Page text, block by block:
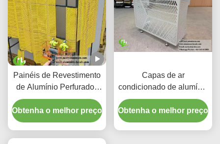
Painéis de Revestimento
de Alumínio Perfurados
CNC Personalizados
com Liga 3003 H14/H24
e Revestimento PVDF
Obtenha o melhor preço
Capas de ar
condicionado de alumínio
premium | Telas de
proteção decorativas
Obtenha o melhor preço